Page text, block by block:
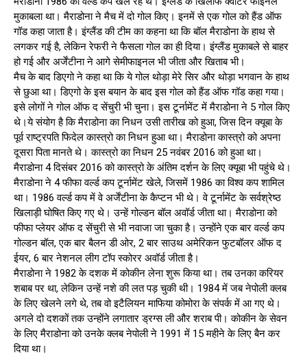
मुकाबला था। मैराडोना ने मैच में दो गोल किए। इनमें से एक गोल को हैंड ऑफ
गॉड कहा जाता है। इंग्लैंड की टीम का कहना था कि बॉल मैराडोना के हाथ से
लगकर गई है, लेकिन रेफरी ने फैसला गोल का ही दिया। इंग्लैंड मुकाबले से बाहर
हो गई और अर्जेंटीना ने आगे सेमीफाइनल भी जीता और खिताब भी।
मैच के बाद डिएगो ने कहा था कि ये गोल थोड़ा मेरे सिर और थोड़ा भगवान के हाथ
से छुआ था। डिएगो के इस बयान के बाद इस गोल को हैंड ऑफ गॉड कहा गया।
इसे लोगों ने गोल ऑफ द सेंचुरी भी चुना। इस टूर्नामेंट में मैराडोना ने 5 गोल किए
थे।ये संयोग है कि मैराडोना का निधन उसी तारीख को हुआ, जिस दिन क्यूबा के
पूर्व राष्ट्रपति फिदेल कास्त्रो का निधन हुआ था। मैराडोना कास्त्रो को अपना
दूसरा पिता मानते थे। कास्त्रो का निधन 25 नवंबर 2016 को हुआ था।
मैराडोना 4 दिसंबर 2016 को कास्त्रो के अंतिम दर्शन के लिए क्यूबा भी पहुंचे थे।
मैराडोना ने 4 फीफा वर्ल्ड कप टूर्नामेंट खेले, जिसमें 1986 का विश्व कप शामिल
था। 1986 वर्ल्ड कप में वे अर्जेंटीना के कैप्टन भी थे। वे टूर्नामेंट के सर्वश्रेष्ठ
खिलाड़ी घोषित किए गए थे। उन्हें गोल्डन बॉल अवॉर्ड जीता था। मैराडोना को
फीफा प्लेयर ऑफ द सेंचुरी से भी नवाजा जा चुका है। उन्होंने एक बार वर्ल्ड कप
गोल्डन बॉल, एक बार बैलन डी ओर, 2 बार साउथ अमेरिकन फुटबॉलर ऑफ द
ईयर, 6 बार नेशनल लीग टॉप स्कोरर अवॉर्ड जीता है।
मैराडोना ने 1982 के दशक में कोकीन लेना शुरू किया था। तब उनका करियर
शबाब पर था, लेकिन उन्हें नशे की लत पड़ चुकी थी। 1984 में जब नेपोली क्लब
के लिए खेलने लगे थे, तब वो इटैलियन माफिया कोमोरा के संपर्क में आ गए थे।
अगले दो दशकों तक उन्होंने लगातार ड्रग्स ली और शराब पी। कोकीन के सेवन
के लिए मैराडोना को उनके क्लब नेपोली ने 1991 में 15 महीने के लिए बैन कर
दिया था।